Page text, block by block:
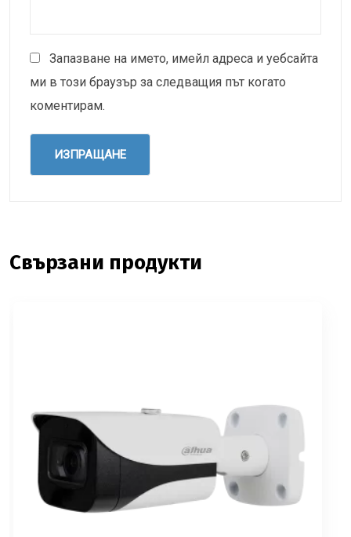
Запазване на името, имейл адреса и уебсайта
ми в този браузър за следващия път когато
коментирам.
Свързани продукти